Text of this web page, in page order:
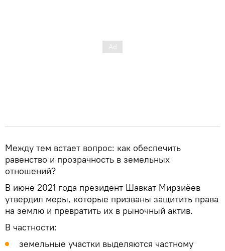
Между тем встает вопрос: как обеспечить
равенство и прозрачность в земельных
отношений?
В июне 2021 года президент Шавкат Мирзиёев
утвердил меры, которые призваны защитить права
на землю и превратить их в рыночный актив.
В частности:
земельные участки выделяются частному